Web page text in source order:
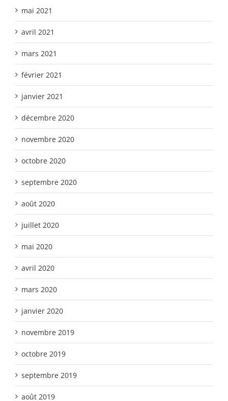
mai 2021
avril 2021
mars 2021
février 2021
janvier 2021
décembre 2020
novembre 2020
octobre 2020
septembre 2020
août 2020
juillet 2020
mai 2020
avril 2020
mars 2020
janvier 2020
novembre 2019
octobre 2019
septembre 2019
août 2019